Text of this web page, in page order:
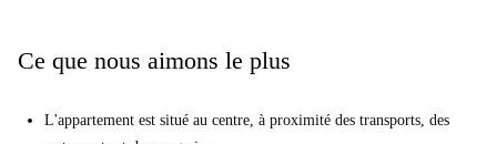
Ce que nous aimons le plus
L'appartement est situé au centre, à proximité des transports, des